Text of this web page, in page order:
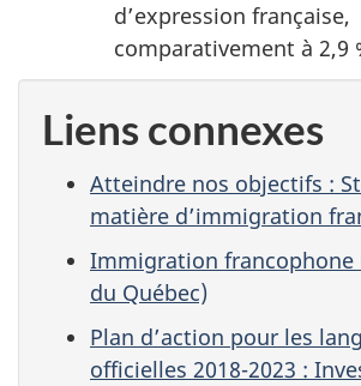
d’expression française,
comparativement à 2,9
Liens connexes
Atteindre nos objectifs :
matière d’immigration
Immigration francophone
du Québec)
Plan d’action pour les
officielles 2018-2023 :